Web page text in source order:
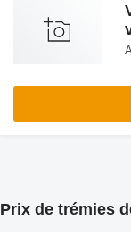
Prix de trémies